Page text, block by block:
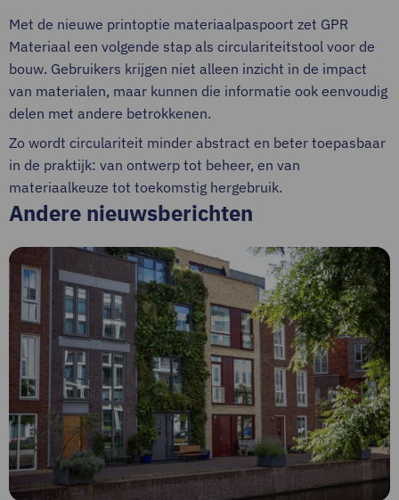
Met de nieuwe printoptie materiaalpaspoort zet GPR
Materiaal een volgende stap als circulariteitstool voor de
bouw. Gebruikers krijgen niet alleen inzicht in de impact
van materialen, maar kunnen die informatie ook eenvoudig
delen met andere betrokkenen.
Zo wordt circulariteit minder abstract en beter toepasbaar
in de praktijk: van ontwerp tot beheer, en van
materiaalkeuze tot toekomstig hergebruik.
Andere nieuwsberichten
Lees
meer
over
Nieuw
GPR
Materiaal:
automatisch
rekenen
met
gewogen
en